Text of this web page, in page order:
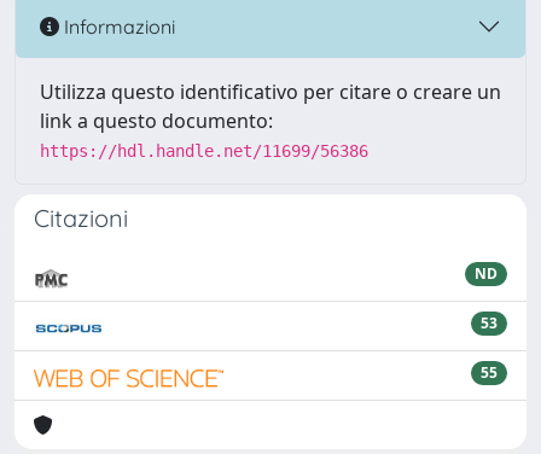
Informazioni
Utilizza questo identificativo per citare o creare un
link a questo documento:
https://hdl.handle.net/11699/56386
Citazioni
ND
53
55